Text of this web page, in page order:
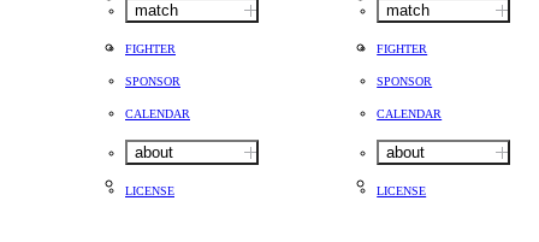
match
FIGHTER
SPONSOR
CALENDAR
about
LICENSE
match
FIGHTER
SPONSOR
CALENDAR
about
LICENSE